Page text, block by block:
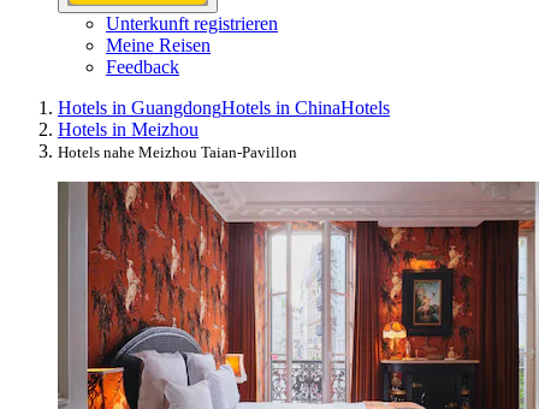
Unterkunft registrieren
Meine Reisen
Feedback
Hotels in GuangdongHotels in ChinaHotels
Hotels in Meizhou
Hotels nahe Meizhou Taian-Pavillon